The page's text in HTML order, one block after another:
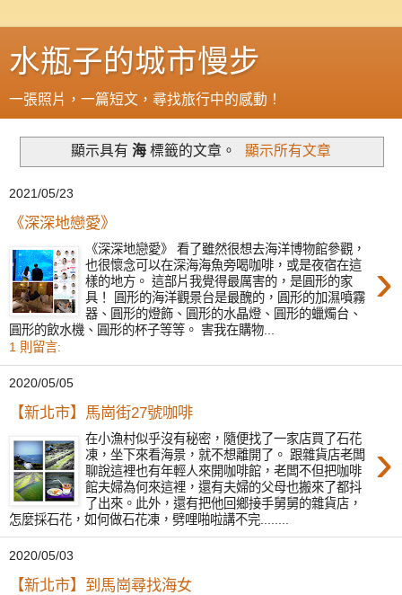
水瓶子的城市慢步
一張照片，一篇短文，尋找旅行中的感動！
顯示具有 海標籤的文章。 顯示所有文章
2021/05/23
《深深地戀愛》
›
《深深地戀愛》 看了雖然很想去海洋博物館參觀，
也很懷念可以在深海海魚旁喝咖啡，或是夜宿在這
樣的地方。 這部片我覺得最厲害的，是圓形的家
具！ 圓形的海洋觀景台是最醜的，圓形的加濕噴霧
器、圓形的燈飾、圓形的水晶燈、圓形的蠟燭台、
圓形的飲水機、圓形的杯子等等。 害我在購物...
1 則留言:
2020/05/05
【新北市】馬崗街27號咖啡
›
在小漁村似乎沒有秘密，隨便找了一家店買了石花
凍，坐下來看海景，就不想離開了。 跟雜貨店老闆
聊說這裡也有年輕人來開咖啡館，老闆不但把咖啡
館夫婦為何來這裡，還有夫婦的父母也搬來了都抖
了出來。此外，還有把他回鄉接手舅舅的雜貨店，
怎麼採石花，如何做石花凍，劈哩啪啦講不完........
2020/05/03
【新北市】到馬崗尋找海女